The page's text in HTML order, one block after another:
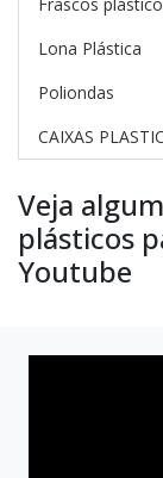
Lona Plástica
Poliondas
CAIXAS
Veja
plásticos
Youtube